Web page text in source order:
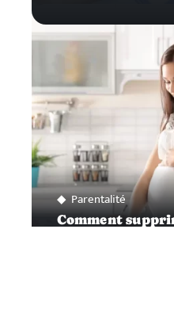
Parentalité
Comment